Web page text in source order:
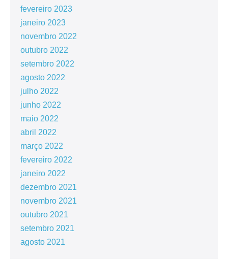
fevereiro 2023
janeiro 2023
novembro 2022
outubro 2022
setembro 2022
agosto 2022
julho 2022
junho 2022
maio 2022
abril 2022
março 2022
fevereiro 2022
janeiro 2022
dezembro 2021
novembro 2021
outubro 2021
setembro 2021
agosto 2021